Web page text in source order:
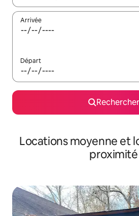
Arrivée
Départ
Rechercher
Locations moyenne et
proximité